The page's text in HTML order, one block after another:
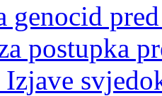
genocid
postupka